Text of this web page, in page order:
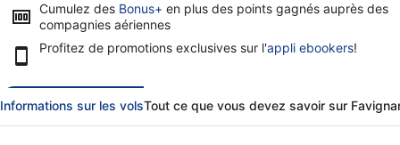
Cumulez des Bonus+ en plus des points gagnés auprès des
compagnies aériennes
Profitez de promotions exclusives sur l'appli ebookers!
Informations sur les volsTout ce que vous devez savoir sur